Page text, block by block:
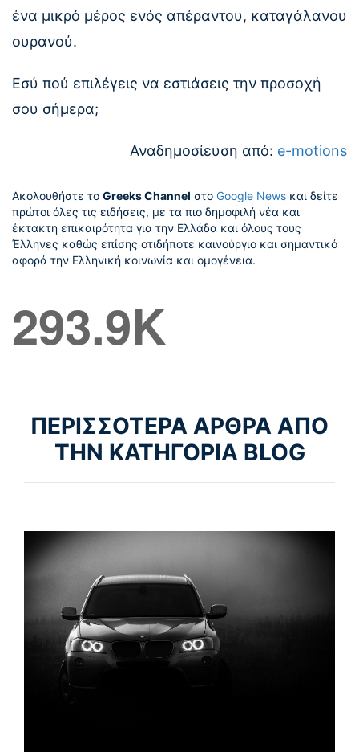
ένα μικρό μέρος ενός απέραντου, καταγάλανου
ουρανού.
Εσύ πού επιλέγεις να εστιάσεις την προσοχή
σου σήμερα;
Αναδημοσίευση από: e-motions
Ακολουθήστε το Greeks Channel στο Google News και δείτε
πρώτοι όλες τις ειδήσεις, με τα πιο δημοφιλή νέα και
έκτακτη επικαιρότητα για την Ελλάδα και όλους τους
Έλληνες καθώς επίσης οτιδήποτε καινούργιο και σημαντικό
αφορά την Ελληνική κοινωνία και ομογένεια.
293.9K
ΠΕΡΙΣΣΟΤΕΡΑ ΑΡΘΡΑ ΑΠΟ
ΤΗΝ ΚΑΤΗΓΟΡΙΑ BLOG